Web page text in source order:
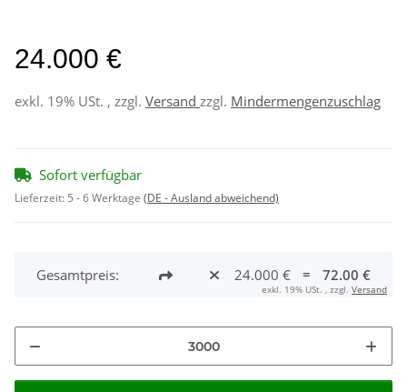
24.000 €
exkl. 19% USt. , zzgl. Versand zzgl. Mindermengenzuschlag
Sofort verfügbar
Lieferzeit: 5 - 6 Werktage (DE - Ausland abweichend)
Gesamtpreis: 24.000 € = 72.00 €
exkl. 19% USt. , zzgl. Versand